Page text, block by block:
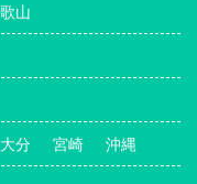
山
大分 宮崎 沖縄